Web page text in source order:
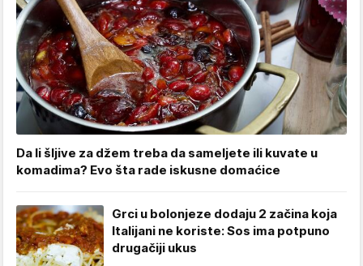
Da li šljive za džem treba da sameljete ili kuvate u
komadima? Evo šta rade iskusne domaćice
Grci u bolonjeze dodaju 2 začina koja
Italijani ne koriste: Sos ima potpuno
drugačiji ukus